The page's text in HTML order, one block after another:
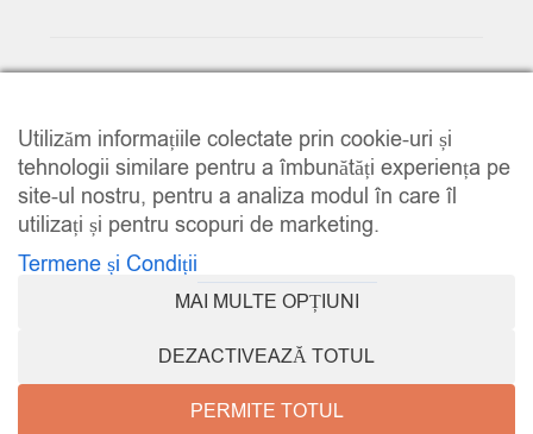
Utilizăm informațiile colectate prin cookie-uri și
tehnologii similare pentru a îmbunătăți experiența pe
site-ul nostru, pentru a analiza modul în care îl
utilizați și pentru scopuri de marketing.
Termene și Condiții
MAI MULTE OPȚIUNI
DEZACTIVEAZĂ TOTUL
PERMITE TOTUL
COMPARE (0)